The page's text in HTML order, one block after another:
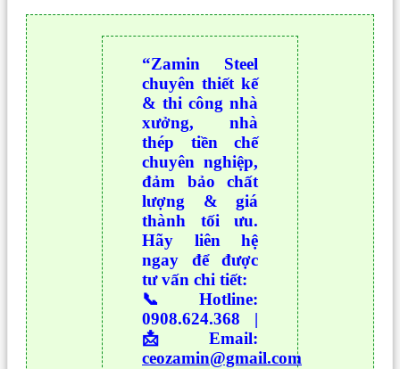
“Zamin Steel
chuyên thiết kế
& thi công nhà
xưởng, nhà
thép tiền chế
chuyên nghiệp,
đảm bảo chất
lượng & giá
thành tối ưu.
Hãy liên hệ
ngay để được
tư vấn chi tiết:
📞 Hotline:
0908.624.368 |
📩 Email:
ceozamin@gmail.com